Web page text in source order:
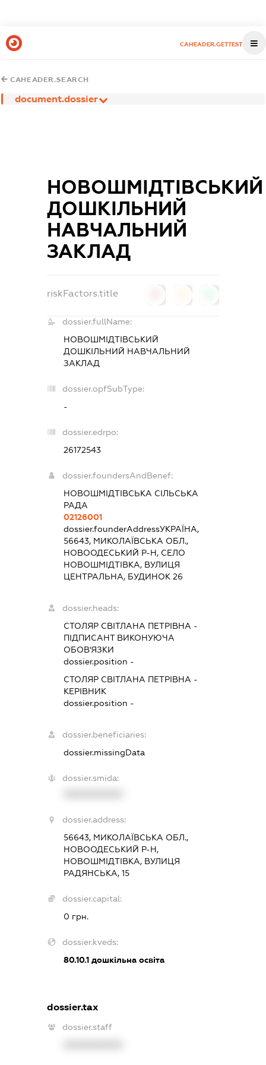
CAHEADER.GETTEST
CAHEADER.SEARCH
document.dossier
НОВОШМІДТІВСЬКИЙ
ДОШКІЛЬНИЙ
НАВЧАЛЬНИЙ
ЗАКЛАД
riskFactors.title
dossier.fullName:
НОВОШМІДТІВСЬКИЙ
ДОШКІЛЬНИЙ НАВЧАЛЬНИЙ
ЗАКЛАД
dossier.opfSubType:
-
dossier.edrpo:
26172543
dossier.foundersAndBenef:
НОВОШМІДТІВСЬКА СІЛЬСЬКА
РАДА
02126001
dossier.founderAddressУКРАЇНА,
56643, МИКОЛАЇВСЬКА ОБЛ.,
НОВООДЕСЬКИЙ Р-Н, СЕЛО
НОВОШМІДТІВКА, ВУЛИЦЯ
ЦЕНТРАЛЬНА, БУДИНОК 26
dossier.heads:
СТОЛЯР СВІТЛАНА ПЕТРІВНА -
ПІДПИСАНТВИКОНУЮЧА
ОБОВ'ЯЗКИ
dossier.position -
СТОЛЯР СВІТЛАНА ПЕТРІВНА -
КЕРІВНИК
dossier.position -
dossier.beneficiaries:
dossier.missingData
dossier.smida:
dossier.address:
56643, МИКОЛАЇВСЬКА ОБЛ.,
НОВООДЕСЬКИЙ Р-Н,
НОВОШМІДТІВКА, ВУЛИЦЯ
РАДЯНСЬКА, 15
dossier.capital:
0 грн.
dossier.kveds:
80.10.1 дошкільна освіта
dossier.tax
dossier.staff